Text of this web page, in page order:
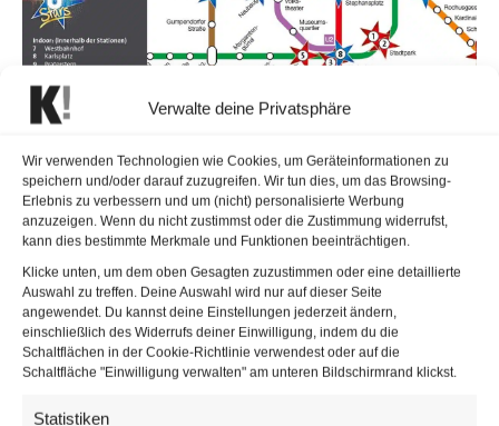
Verwalte deine Privatsphäre
Wir verwenden Technologien wie Cookies, um Geräteinformationen zu
speichern und/oder darauf zuzugreifen. Wir tun dies, um das Browsing-
Erlebnis zu verbessern und um (nicht) personalisierte Werbung
anzuzeigen. Wenn du nicht zustimmst oder die Zustimmung widerrufst,
kann dies bestimmte Merkmale und Funktionen beeinträchtigen.
Klicke unten, um dem oben Gesagten zuzustimmen oder eine detaillierte
Auswahl zu treffen. Deine Auswahl wird nur auf dieser Seite
angewendet. Du kannst deine Einstellungen jederzeit ändern,
einschließlich des Widerrufs deiner Einwilligung, indem du die
Schaltflächen in der Cookie-Richtlinie verwendest oder auf die
Schaltfläche "Einwilligung verwalten" am unteren Bildschirmrand klickst.
Statistiken
Grafik: Alle Indoor- und Outdoor-Spots der U-Bahn-Stars Stand Juni 2020
| © Wiener Linien
Virtuelle Lösungen Kultur und Schaffen
Künstlern und Kreativen wurde die Einkommensbasis
aufgrund der Maßnahmen zur Eindämmung von Covid-19
entzogen. Als Mitte März die Theater geschlossen,
Konzerte bis in den Sommer hinein abgesagt und
die U-Bahn-Stars plötzlich vor dem Nichts. Fehlende Kunst